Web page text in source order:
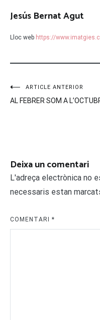
Jesús Bernat Agut
Lloc web https://
Navegació
d'entrades
ARTICLE ANTERIOR
AL FEBRER SOM A
Deixa un comentari
L'adreça electrònica no
necessaris estan
COMENTARI *